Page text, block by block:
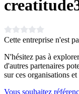
Cette entreprise n'est
N'hésitez pas à
d'autres partenaires
sur ces organisations
Vous souhaitez